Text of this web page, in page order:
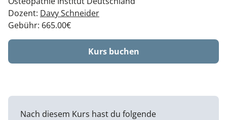
Dozent: Davy Schneider
Gebühr: 665.00€
Kurs buchen
Nach diesem Kurs hast du folgende